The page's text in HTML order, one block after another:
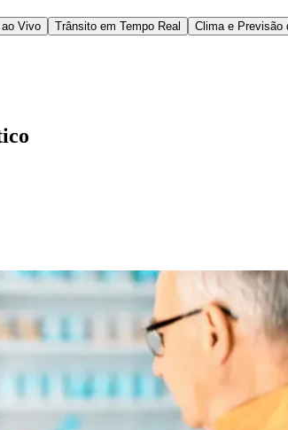
CamargosJardim EsperançaJardim Graziela
Jardim São Luís Jardim São Pedro Jardim São
do Bom Jesus Recanto PhrynéaSantana de
Vivo Trânsito em Tempo Real Clima e Previsão